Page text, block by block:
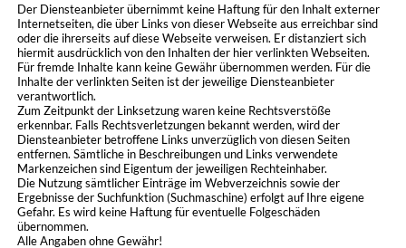
Der Diensteanbieter übernimmt keine Haftung für den Inhalt externer
Internetseiten, die über Links von dieser Webseite aus erreichbar sind
oder die ihrerseits auf diese Webseite verweisen. Er distanziert sich
hiermit ausdrücklich von den Inhalten der hier verlinkten Webseiten.
Für fremde Inhalte kann keine Gewähr übernommen werden. Für die
Inhalte der verlinkten Seiten ist der jeweilige Diensteanbieter
verantwortlich.
Zum Zeitpunkt der Linksetzung waren keine Rechtsverstöße
erkennbar. Falls Rechtsverletzungen bekannt werden, wird der
Diensteanbieter betroffene Links unverzüglich von diesen Seiten
entfernen. Sämtliche in Beschreibungen und Links verwendete
Markenzeichen sind Eigentum der jeweiligen Rechteinhaber.
Die Nutzung sämtlicher Einträge im Webverzeichnis sowie der
Ergebnisse der Suchfunktion (Suchmaschine) erfolgt auf Ihre eigene
Gefahr. Es wird keine Haftung für eventuelle Folgeschäden
übernommen.
Alle Angaben ohne Gewähr!